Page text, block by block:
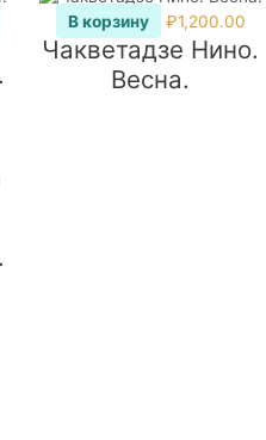
В корзину ₽1,200.00
Чакветадзе Нино.
Весна.